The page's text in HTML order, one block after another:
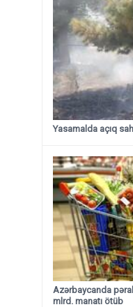
Yasamalda açıq
Azərbaycanda
mlrd. manatı ötüb